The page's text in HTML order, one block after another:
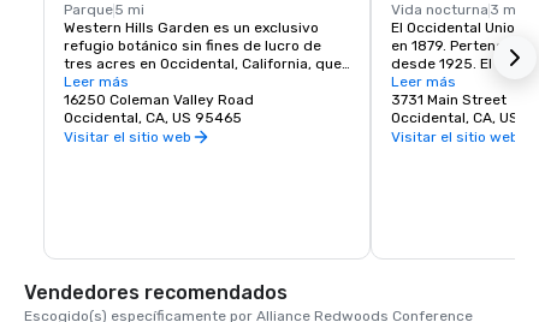
Parque5 mi
Western Hills Garden es un exclusivo
refugio botánico sin fines de lucro de
tres acres en Occidental, California, que
ofrece una explosión sensorial de
texturas, colores, formas y sonidos. Es
un impresionante ejemplo de
biodiversidad cultivada, hogar de
Leer más
16250 Coleman Valley Road
Occidental, CA, US 95465
Visitar el sitio web
Vida nocturna 3 mi
El Occidental Union
en 1879. Pertenece
desde 1925. El
una cafetería, un
salón The Bocce
abre a las 6 de la
mañanas y sirve
Saloon es conocido
y amigos se reúnen
Leer más
3731 Main Street
Occidental, CA, US
Visitar el sitio web
Vendedores recomendados
Escogido(s) específicamente por Alliance Redwoods Conference